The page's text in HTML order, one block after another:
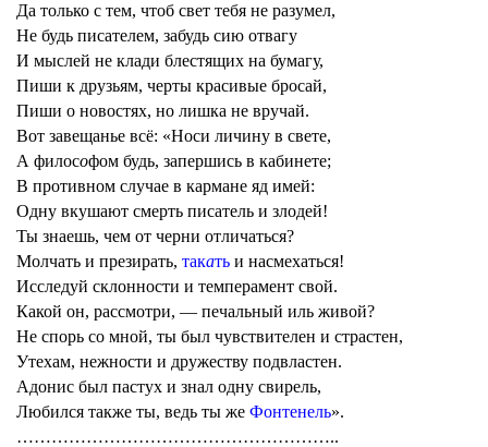
Да только с тем, чтоб свет тебя не разумел,
Не будь писателем, забудь сию отвагу
И мыслей не клади блестящих на бумагу,
Пиши к друзьям, черты красивые бросай,
Пиши о новостях, но лишка не вручай.
Вот завещанье всё: «Носи личину в свете,
А философом будь, запершись в кабинете;
В противном случае в кармане яд имей:
Одну вкушают смерть писатель и злодей!
Ты знаешь, чем от черни отличаться?
Молчать и презирать, такать и насмехаться!
Исследуй склонности и темперамент свой.
Какой он, рассмотри, — печальный иль живой?
Не спорь со мной, ты был чувствителен и страстен,
Утехам, нежности и дружеству подвластен.
Адонис был пастух и знал одну свирель,
Любился также ты, ведь ты же Фонтенель».
………………………………………………..